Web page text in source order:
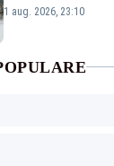
război mondial
1 aug. 2026, 23:10